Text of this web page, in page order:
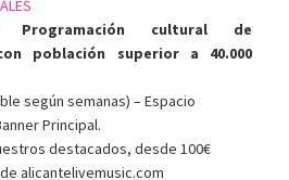
Programación cultural de
población superior a 40.000
según semanas) – Espacio
Principal.
destacados, desde 100€
alicantelivemusic.com